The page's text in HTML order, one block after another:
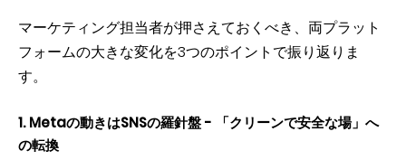
マーケティング担当者が押さえておくべき、両プラット
フォームの大きな変化を3つのポイントで振り返りま
す。
1. Metaの動きはSNSの羅針盤 - 「クリーンで安全な場」へ
の転換